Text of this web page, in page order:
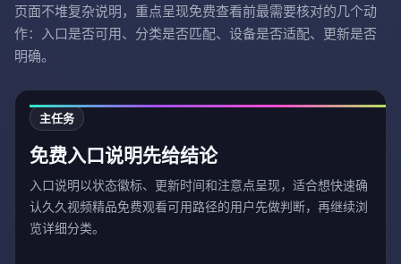
页面不堆复杂说明，重点呈现免费查看前最需要核对的几个动
作：入口是否可用、分类是否匹配、设备是否适配、更新是否
明确。
主任务
免费入口说明先给结论
入口说明以状态徽标、更新时间和注意点呈现，适合想快速确
认久久视频精品免费观看可用路径的用户先做判断，再继续浏
览详细分类。